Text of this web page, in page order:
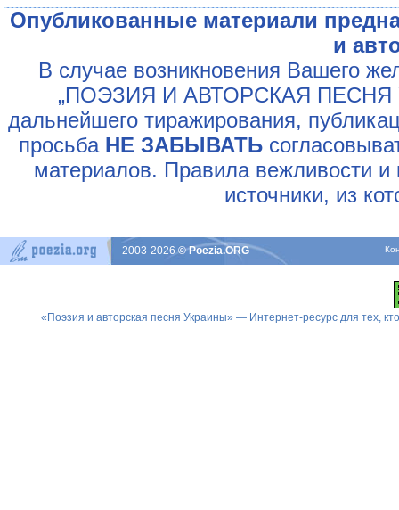
Опубликованные материали
и
В случае возникновения Вашего
„ПОЭЗИЯ И АВТОРСКАЯ ПЕСНЯ
дальнейшего тиражирования,
просьба НЕ ЗАБЫВАТЬ
материалов. Правила вежливости и
источники, из
2003-2026© Poezia.ORG
«Поэзия и авторская песня Украины» — Интернет-ресурс для тех,